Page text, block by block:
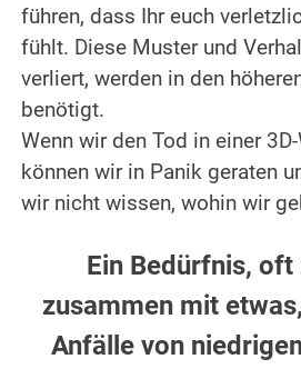
führen, dass Ihr euch
fühlt. Diese Muster und
verliert, werden in den
benötigt.
Wenn wir den Tod in einer
können wir in Panik geraten
wir nicht wissen, wohin wir
Ein Bedürfnis, oft
zusammen mit
Anfälle von